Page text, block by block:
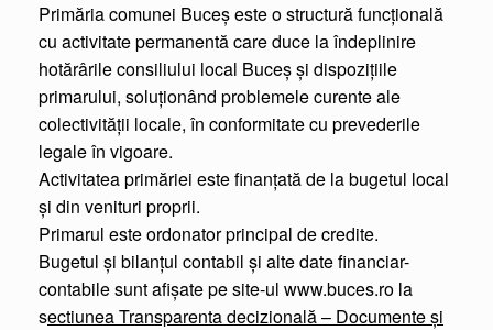
Primăria comunei Buceș este o structură funcţională
cu activitate permanentă care duce la îndeplinire
hotărârile consiliului local Buceș şi dispoziţiile
primarului, soluţionând problemele curente ale
colectivităţii locale, în conformitate cu prevederile
legale în vigoare.
Activitatea primăriei este finanţată de la bugetul local
şi din venituri proprii.
Primarul este ordonator principal de credite.
Bugetul şi bilanţul contabil şi alte date financiar-
contabile sunt afişate pe site-ul www.buces.ro la
sectiunea Transparenta decizională – Documente și